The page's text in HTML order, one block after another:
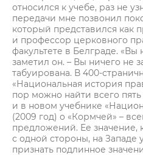
относился к учебе, раз не
передачи мне позвонил
который представился как
и профессор церковного
факультете в Белграде. «Вы
заметил он. – Вы ничего не
табуирована. В 400-
«Национальная история
пор можно найти всего
и в новом учебнике
(2009 год) о «Кормчей» –
предложений. Ее значение,
с одной стороны, на Западе
признать подлинное